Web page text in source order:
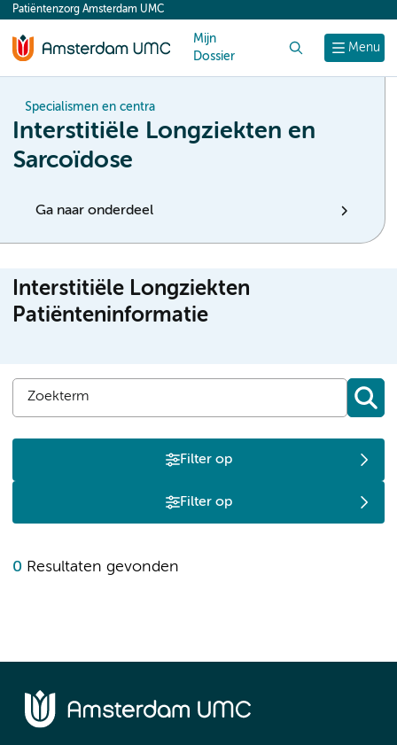
content
Menu
Patiëntenzorg Amsterdam UMC
Mijn
Dossier
Specialismen en centra
Interstitiële Longziekten en
Sarcoïdose
Ga naar onderdeel
Interstitiële Longziekten
Patiënteninformatie
Filter op
Filter op
0 Resultaten gevonden